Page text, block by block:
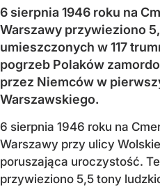
6 sierpnia 1946 roku na
Warszawy przywieziono
umieszczonych w 117
pogrzeb Polaków
przez Niemców w
Warszawskiego.
6 sierpnia 1946 roku na
Warszawy przy ulicy
poruszająca uroczystość.
przywieziono 5,5 tony